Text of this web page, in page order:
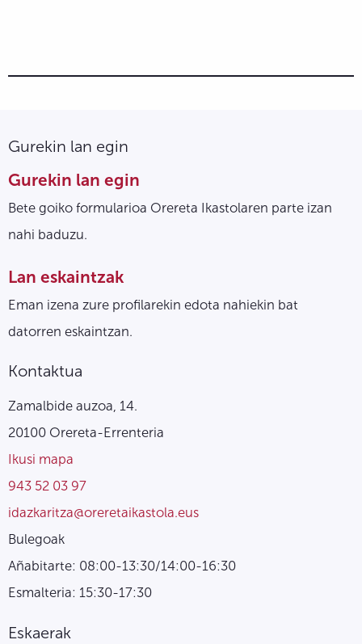
Gurekin lan egin
Gurekin lan egin
Bete goiko formularioa Orereta Ikastolaren parte izan
nahi baduzu.
Lan eskaintzak
Eman izena zure profilarekin edota nahiekin bat
datorren eskaintzan.
Kontaktua
Zamalbide auzoa, 14.
20100 Orereta-Errenteria
Ikusi mapa
943 52 03 97
idazkaritza@oreretaikastola.eus
Bulegoak
Añabitarte: 08:00-13:30/14:00-16:30
Esmalteria: 15:30-17:30
Eskaerak